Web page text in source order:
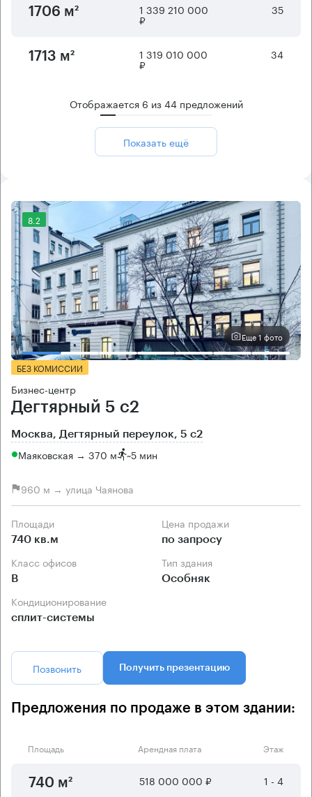
1706 м² 1 339 210 000
₽
35
1713 м² 1 319 010 000
₽
34
Отображается 6 из44предложений
Показать ещё
8.2
Еще 1 фото
БЕЗ КОМИССИИ
Бизнес-центр
Дегтярный 5 с2
Москва, Дегтярный переулок, 5 с2
Маяковская → 370 м ~5 мин
960 м → улица Чаянова
Площади
740 кв.м
Цена продажи
по запросу
Класс офисов
B
Тип здания
Особняк
Кондиционирование
сплит-системы
Позвонить Получить презентацию
Предложения по продаже в этом здании:
Площадь Арендная плата Этаж
740 м² 518 000 000 ₽ 1 - 4